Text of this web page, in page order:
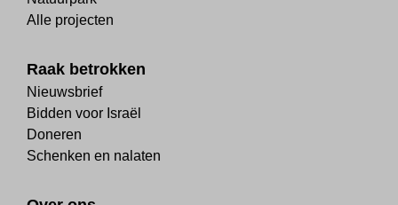
Alle projecten
Raak betrokken
Nieuwsbrief
Bidden voor Israël
Doneren
Schenken en nalaten